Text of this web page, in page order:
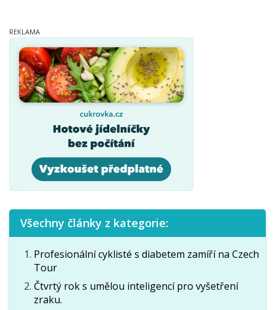
Všechny články z kategorie:
Profesionální cyklisté s diabetem zamíří na Czech
Tour
Čtvrtý rok s umělou inteligencí pro vyšetření
zraku.